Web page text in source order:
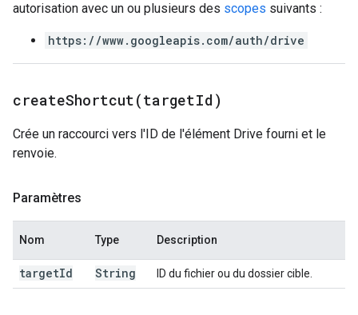
autorisation avec un ou plusieurs des scopes suivants :
https://www.googleapis.com/auth/drive
createShortcut(targetId)
Crée un raccourci vers l'ID de l'élément Drive fourni et le
renvoie.
Paramètres
Nom Type Description
targetId String ID du fichier ou du dossier cible.